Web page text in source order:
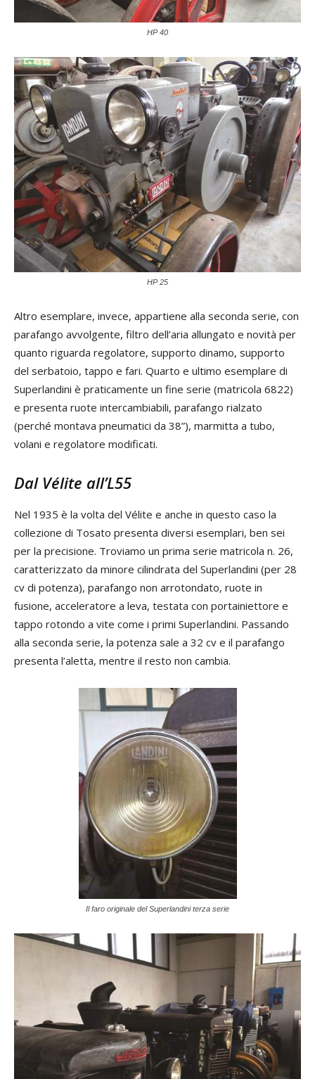
HP 40
HP 25
Altro esemplare, invece, appartiene alla seconda serie, con
parafango avvolgente, filtro dell’aria allungato e novità per
quanto riguarda regolatore, supporto dinamo, supporto
del serbatoio, tappo e fari. Quarto e ultimo esemplare di
Superlandini è praticamente un fine serie (matricola 6822)
e presenta ruote intercambiabili, parafango rialzato
(perché montava pneumatici da 38”), marmitta a tubo,
volani e regolatore modificati.
Dal Vélite all’L55
Nel 1935 è la volta del Vélite e anche in questo caso la
collezione di Tosato presenta diversi esemplari, ben sei
per la precisione. Troviamo un prima serie matricola n. 26,
caratterizzato da minore cilindrata del Superlandini (per 28
cv di potenza), parafango non arrotondato, ruote in
fusione, acceleratore a leva, testata con portainiettore e
tappo rotondo a vite come i primi Superlandini. Passando
alla seconda serie, la potenza sale a 32 cv e il parafango
presenta l’aletta, mentre il resto non cambia.
Il faro originale del Superlandini terza serie